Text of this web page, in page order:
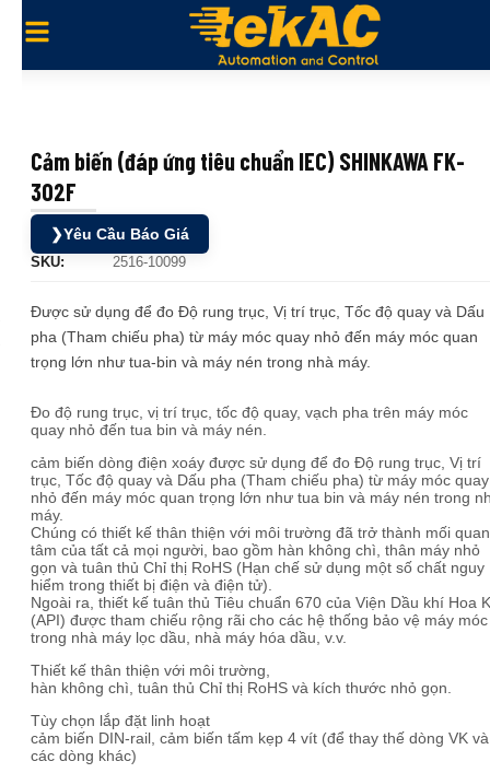
Cảm biến (đáp ứng tiêu chuẩn IEC) SHINKAWA FK-
302F
❯Yêu Cầu Báo Giá
SKU: 2516-10099
Được sử dụng để đo Độ rung trục, Vị trí trục, Tốc độ quay và Dấu
pha (Tham chiếu pha) từ máy móc quay nhỏ đến máy móc quan
trọng lớn như tua-bin và máy nén trong nhà máy.
Đo độ rung trục, vị trí trục, tốc độ quay, vạch pha trên máy móc
quay nhỏ đến tua bin và máy nén.
cảm biến dòng điện xoáy được sử dụng để đo Độ rung trục, Vị trí
trục, Tốc độ quay và Dấu pha (Tham chiếu pha) từ máy móc quay
nhỏ đến máy móc quan trọng lớn như tua bin và máy nén trong
máy.
Chúng có thiết kế thân thiện với môi trường đã trở thành mối quan
tâm của tất cả mọi người, bao gồm hàn không chì, thân máy nhỏ
gọn và tuân thủ Chỉ thị RoHS (Hạn chế sử dụng một số chất nguy
hiểm trong thiết bị điện và điện tử).
Ngoài ra, thiết kế tuân thủ Tiêu chuẩn 670 của Viện Dầu khí Hoa
(API) được tham chiếu rộng rãi cho các hệ thống bảo vệ máy móc
trong nhà máy lọc dầu, nhà máy hóa dầu, v.v.
Thiết kế thân thiện với môi trường,
hàn không chì, tuân thủ Chỉ thị RoHS và kích thước nhỏ gọn.
Tùy chọn lắp đặt linh hoạt
cảm biến DIN-rail, cảm biến tấm kẹp 4 vít (để thay thế dòng VK và
các dòng khác)